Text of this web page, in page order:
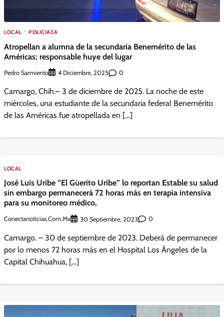
LOCAL POLICIACA
Atropellan a alumna de la secundaria Benemérito de las
Américas; responsable huye del lugar
Pedro Sarmiento 4 Diciembre, 2025 0
Camargo, Chih.– 3 de diciembre de 2025. La noche de este
miércoles, una estudiante de la secundaria federal Benemérito
de las Américas fue atropellada en […]
LOCAL
José Luis Uribe “El Güerito Uribe” lo reportan Estable su salud
sin embargo permanecerá 72 horas más en terapia intensiva
para su monitoreo médico,
Conectanoticias.com.mx 30 Septiembre, 2023 0
Camargo. – 30 de septiembre de 2023. Deberá de permanecer
por lo menos 72 horas más en el Hospital Los Ángeles de la
Capital Chihuahua, […]